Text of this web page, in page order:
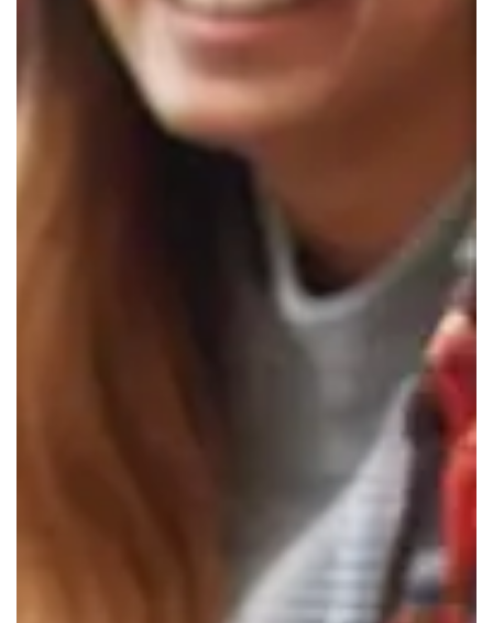
Direktanmeldung